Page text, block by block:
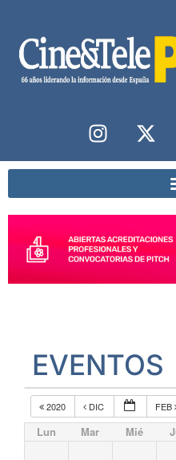
EVENTOS
2020 DIC FEB
Lun Mar Mié